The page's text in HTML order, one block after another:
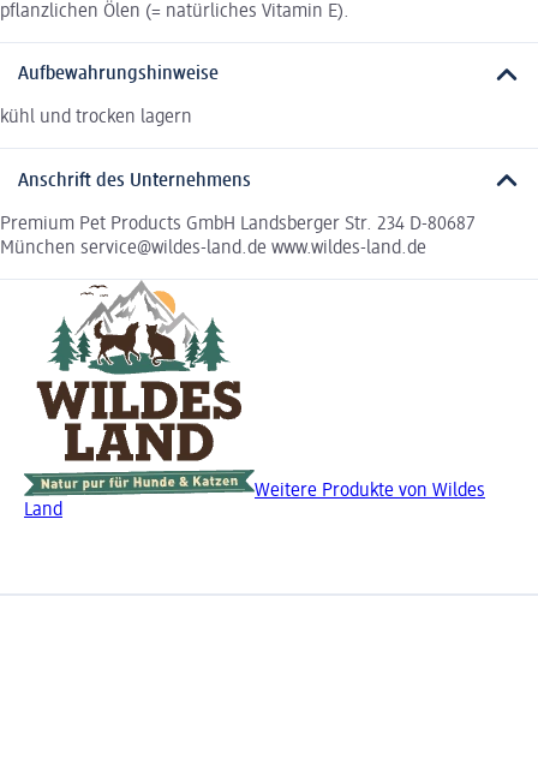
pflanzlichen Ölen (= natürliches Vitamin E).
Aufbewahrungshinweise
kühl und trocken lagern
Anschrift des Unternehmens
Premium Pet Products GmbH Landsberger Str. 234 D-80687
München service@wildes-land.de www.wildes-land.de
Weitere Produkte von Wildes
Land